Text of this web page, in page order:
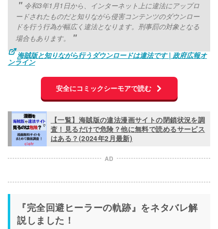
令和3年1月1日から、インターネット上に違法にアップロ
ードされたものだと知りながら侵害コンテンツのダウンロー
ドを行う行為が幅広く違法となります。刑事罰の対象となる
場合もあります。
海賊版と知りながら行うダウンロードは違法です | 政府広報オ
ンライン
安全にコミックシーモアで読む
【一覧】海賊版の違法漫画サイトの閉鎖状況を調
査！見るだけで危険？他に無料で読めるサービス
はある？(2024年2月最新)
AD
『完全回避ヒーラーの軌跡』をネタバレ解
説しました！